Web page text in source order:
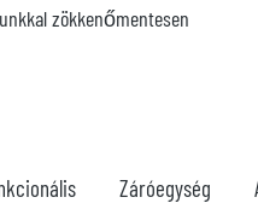
zökkenőmentesen
Záróegység